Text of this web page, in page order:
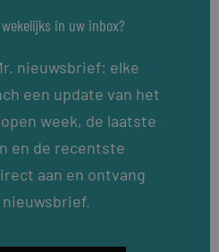
in uw inbox?
nieuwsbrief: elke
een update van het
week, de laatste
en de recentste
aan en ontvang
nieuwsbrief.